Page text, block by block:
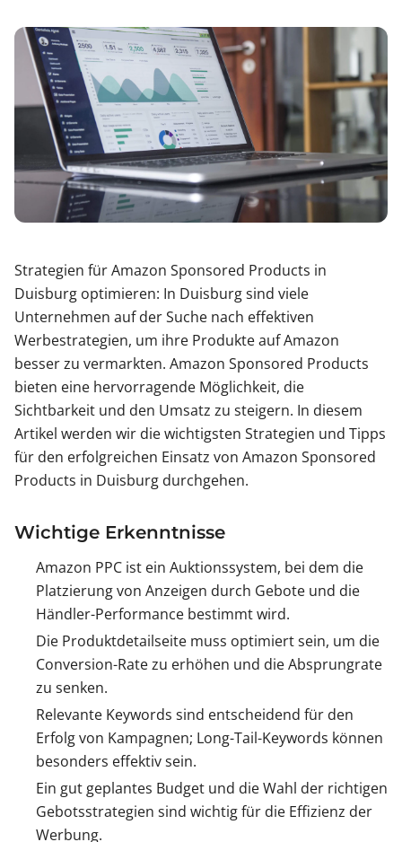
Strategien für Amazon Sponsored Products in
Duisburg optimieren: In Duisburg sind viele
Unternehmen auf der Suche nach effektiven
Werbestrategien, um ihre Produkte auf Amazon
besser zu vermarkten. Amazon Sponsored Products
bieten eine hervorragende Möglichkeit, die
Sichtbarkeit und den Umsatz zu steigern. In diesem
Artikel werden wir die wichtigsten Strategien und Tipps
für den erfolgreichen Einsatz von Amazon Sponsored
Products in Duisburg durchgehen.
Wichtige Erkenntnisse
Amazon PPC ist ein Auktionssystem, bei dem die
Platzierung von Anzeigen durch Gebote und die
Händler-Performance bestimmt wird.
Die Produktdetailseite muss optimiert sein, um die
Conversion-Rate zu erhöhen und die Absprungrate
zu senken.
Relevante Keywords sind entscheidend für den
Erfolg von Kampagnen; Long-Tail-Keywords können
besonders effektiv sein.
Ein gut geplantes Budget und die Wahl der richtigen
Gebotsstrategien sind wichtig für die Effizienz der
Werbung.